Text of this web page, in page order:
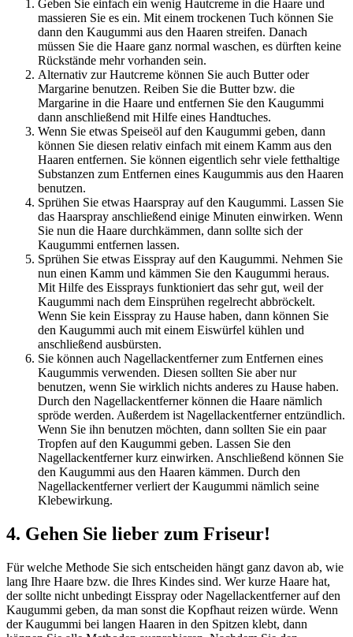
Geben Sie einfach ein wenig Hautcreme in die Haare und
massieren Sie es ein. Mit einem trockenen Tuch können Sie
dann den Kaugummi aus den Haaren streifen. Danach
müssen Sie die Haare ganz normal waschen, es dürften keine
Rückstände mehr vorhanden sein.
Alternativ zur Hautcreme können Sie auch Butter oder
Margarine benutzen. Reiben Sie die Butter bzw. die
Margarine in die Haare und entfernen Sie den Kaugummi
dann anschließend mit Hilfe eines Handtuches.
Wenn Sie etwas Speiseöl auf den Kaugummi geben, dann
können Sie diesen relativ einfach mit einem Kamm aus den
Haaren entfernen. Sie können eigentlich sehr viele fetthaltige
Substanzen zum Entfernen eines Kaugummis aus den Haaren
benutzen.
Sprühen Sie etwas Haarspray auf den Kaugummi. Lassen Sie
das Haarspray anschließend einige Minuten einwirken. Wenn
Sie nun die Haare durchkämmen, dann sollte sich der
Kaugummi entfernen lassen.
Sprühen Sie etwas Eisspray auf den Kaugummi. Nehmen Sie
nun einen Kamm und kämmen Sie den Kaugummi heraus.
Mit Hilfe des Eissprays funktioniert das sehr gut, weil der
Kaugummi nach dem Einsprühen regelrecht abbröckelt.
Wenn Sie kein Eisspray zu Hause haben, dann können Sie
den Kaugummi auch mit einem Eiswürfel kühlen und
anschließend ausbürsten.
Sie können auch Nagellackentferner zum Entfernen eines
Kaugummis verwenden. Diesen sollten Sie aber nur
benutzen, wenn Sie wirklich nichts anderes zu Hause haben.
Durch den Nagellackentferner können die Haare nämlich
spröde werden. Außerdem ist Nagellackentferner entzündlich.
Wenn Sie ihn benutzen möchten, dann sollten Sie ein paar
Tropfen auf den Kaugummi geben. Lassen Sie den
Nagellackentferner kurz einwirken. Anschließend können Sie
den Kaugummi aus den Haaren kämmen. Durch den
Nagellackentferner verliert der Kaugummi nämlich seine
Klebewirkung.
4. Gehen Sie lieber zum Friseur!
Für welche Methode Sie sich entscheiden hängt ganz davon ab, wie
lang Ihre Haare bzw. die Ihres Kindes sind. Wer kurze Haare hat,
der sollte nicht unbedingt Eisspray oder Nagellackentferner auf den
Kaugummi geben, da man sonst die Kopfhaut reizen würde. Wenn
der Kaugummi bei langen Haaren in den Spitzen klebt, dann